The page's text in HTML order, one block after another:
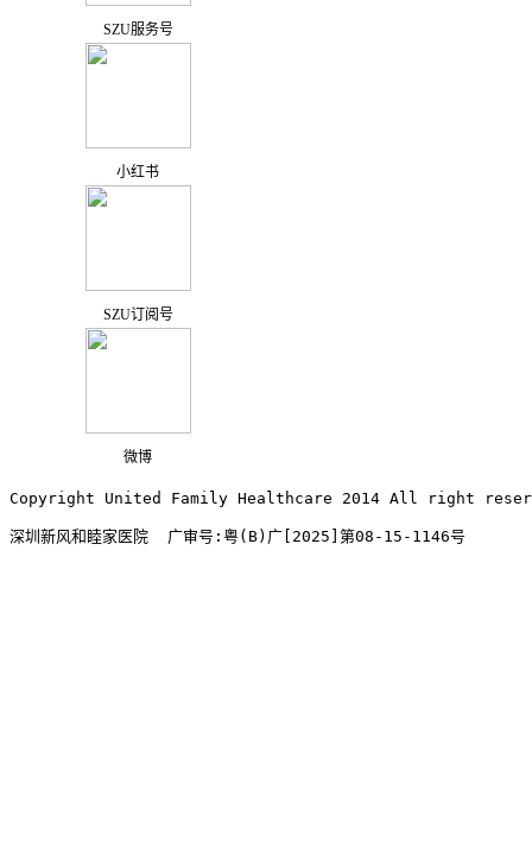
SZU服务号
小红书
SZU订阅号
微博
Copyright United Family Healthcare 2014 All right
深圳新风和睦家医院  广审号:粤(B)广[2025]第08-15-1146号